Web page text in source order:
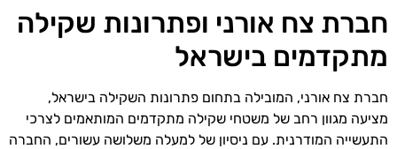
חברת צח אורני ופתרונות שקילה
מתקדמים בישראל
חברת צח אורני, המובילה בתחום פתרונות השקילה בישראל,
מציעה מגוון רחב של משטחי שקילה מתקדמים המותאמים לצרכי
התעשייה המודרנית. עם ניסיון של למעלה משלושה עשורים, החברה